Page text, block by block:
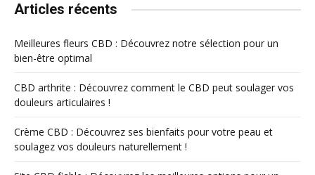
Articles récents
Meilleures fleurs CBD : Découvrez notre sélection pour un
bien-être optimal
CBD arthrite : Découvrez comment le CBD peut soulager vos
douleurs articulaires !
Crème CBD : Découvrez ses bienfaits pour votre peau et
soulagez vos douleurs naturellement !